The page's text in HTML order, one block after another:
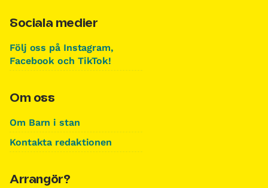
Sociala medier
Följ oss på Instagram,
Facebook och TikTok!
Om oss
Om Barn i stan
Kontakta redaktionen
Arrangör?